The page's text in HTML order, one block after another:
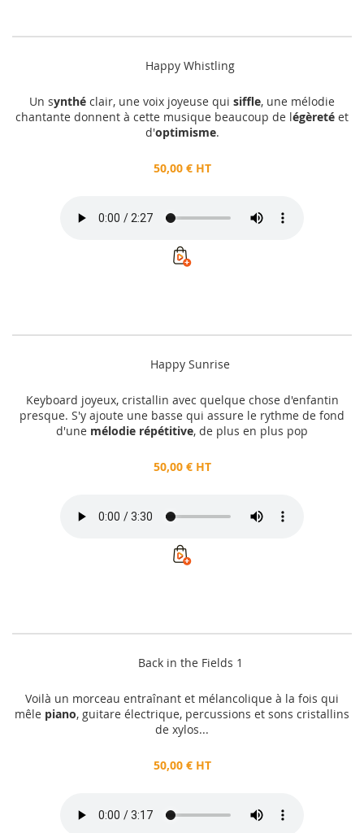
Happy Whistling
Un synthé clair, une voix joyeuse qui siffle, une mélodie
chantante donnent à cette musique beaucoup de légèreté et
d'optimisme.
50,00 € HT
Happy Sunrise
Keyboard joyeux, cristallin avec quelque chose d'enfantin
presque. S'y ajoute une basse qui assure le rythme de fond
d'une mélodie répétitive, de plus en plus pop
50,00 € HT
Back in the Fields 1
Voilà un morceau entraînant et mélancolique à la fois qui
mêle piano, guitare électrique, percussions et sons cristallins
de xylos...
50,00 € HT